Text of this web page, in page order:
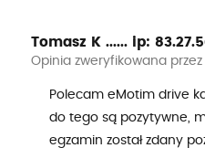
Tomasz K ...... ip:
Opinia zweryfikowana
Polecam eMotim drive
do tego są pozytywne,
egzamin został zdany